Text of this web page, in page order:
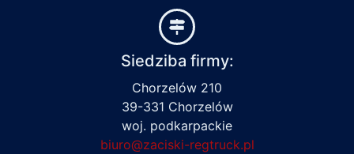
Siedziba firmy:
Chorzelów 210
39-331 Chorzelów
woj. podkarpackie
biuro@zaciski-regtruck.pl